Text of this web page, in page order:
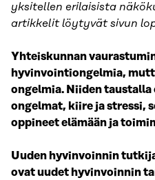
yksitellen erilaisista
artikkelit löytyvät sivun
Yhteiskunnan
hyvinvointiongelmia,
ongelmia. Niiden
ongelmat, kiire ja stressi,
oppineet elämään ja
Uuden hyvinvoinnin
ovat uudet hyvinvoinnin